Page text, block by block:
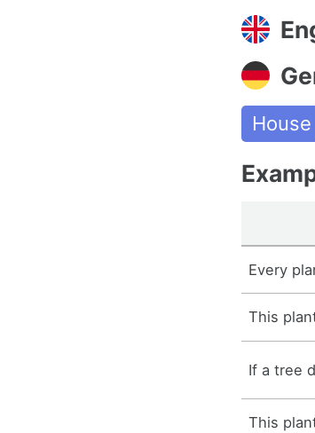
House
Every
This
If a tree
This